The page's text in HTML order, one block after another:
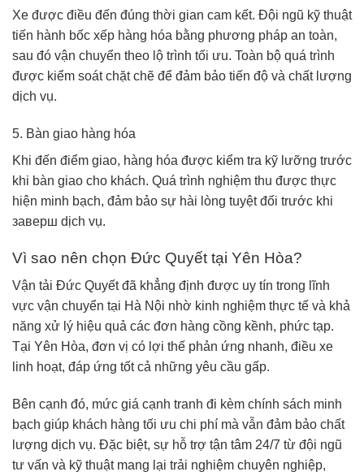
Xe được điều đến đúng thời gian cam kết. Đội ngũ kỹ thuật
tiến hành bốc xếp hàng hóa bằng phương pháp an toàn,
sau đó vận chuyển theo lộ trình tối ưu. Toàn bộ quá trình
được kiểm soát chặt chẽ để đảm bảo tiến độ và chất lượng
dịch vụ.
5. Bàn giao hàng hóa
Khi đến điểm giao, hàng hóa được kiểm tra kỹ lưỡng trước
khi bàn giao cho khách. Quá trình nghiệm thu được thực
hiện minh bạch, đảm bảo sự hài lòng tuyệt đối trước khi
заверш dịch vụ.
Vì sao nên chọn Đức Quyết tại Yên Hòa?
Vận tải Đức Quyết đã khẳng định được uy tín trong lĩnh
vực vận chuyển tại Hà Nội nhờ kinh nghiệm thực tế và khả
năng xử lý hiệu quả các đơn hàng cồng kềnh, phức tạp.
Tại Yên Hòa, đơn vị có lợi thế phản ứng nhanh, điều xe
linh hoạt, đáp ứng tốt cả những yêu cầu gấp.
Bên cạnh đó, mức giá cạnh tranh đi kèm chính sách minh
bạch giúp khách hàng tối ưu chi phí mà vẫn đảm bảo chất
lượng dịch vụ. Đặc biệt, sự hỗ trợ tận tâm 24/7 từ đội ngũ
tư vấn và kỹ thuật mang lại trải nghiệm chuyên nghiệp,